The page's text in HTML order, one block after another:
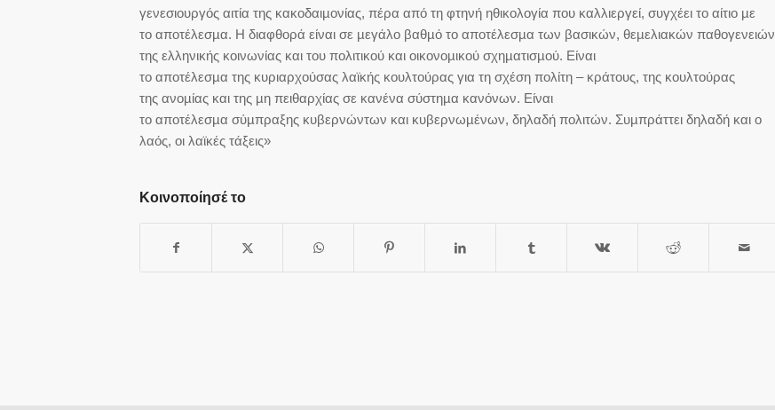
γενεσιουργός αιτία της κακοδαιµονίας, πέρα από τη φτηνή ηθικολογία που καλλιεργεί, συγχέει το αίτιο µε
το αποτέλεσµα. Η διαφθορά είναι σε µεγάλο βαθµό το αποτέλεσµα των βασικών, θεµελιακών παθογενειών
της ελληνικής κοινωνίας και του πολιτικού και οικονοµικού σχηµατισµού. Είναι
το αποτέλεσµα της κυριαρχούσας λαϊκής κουλτούρας για τη σχέση πολίτη – κράτους, της κουλτούρας
της ανοµίας και της µη πειθαρχίας σε κανένα σύστηµα κανόνων. Είναι
το αποτέλεσµα σύµπραξης κυβερνώντων και κυβερνωµένων, δηλαδή πολιτών. Συµπράττει δηλαδή και ο
λαός, οι λαϊκές τάξεις»
Κοινοποίησέ το